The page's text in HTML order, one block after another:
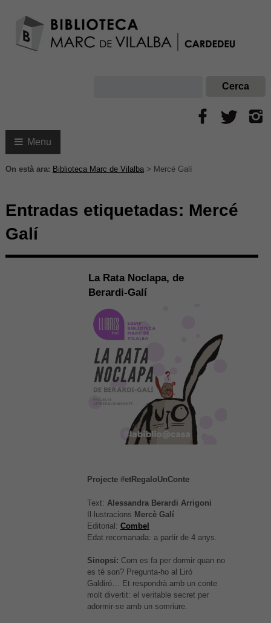
Menu
On està ara: Biblioteca Marc de Vilalba> Mercé Galí
Entradas etiquetadas: Mercé
Galí
La Rata Noclapa, de
Berardi-Galí
Projecte #etRegaloUnConte
Text: Alessandra Berardi Arrigoni
Il·lustracions Mercè Galí
Editorial: Combel
Edat recomanada: a partir de 4 anys.
Sinopsi: Com es fa per dormir quan no
es té son? Pregunta-ho al Liró
Galdiró… Et respondrà amb un conte
molt divertit: el veritable secret per
adormir-se amb un somriure.